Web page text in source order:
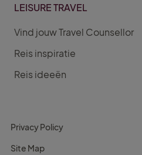
LEISURE TRAVEL
Vind jouw Travel Counsellor
Reis inspiratie
Reis ideeën
Privacy Policy
Site Map